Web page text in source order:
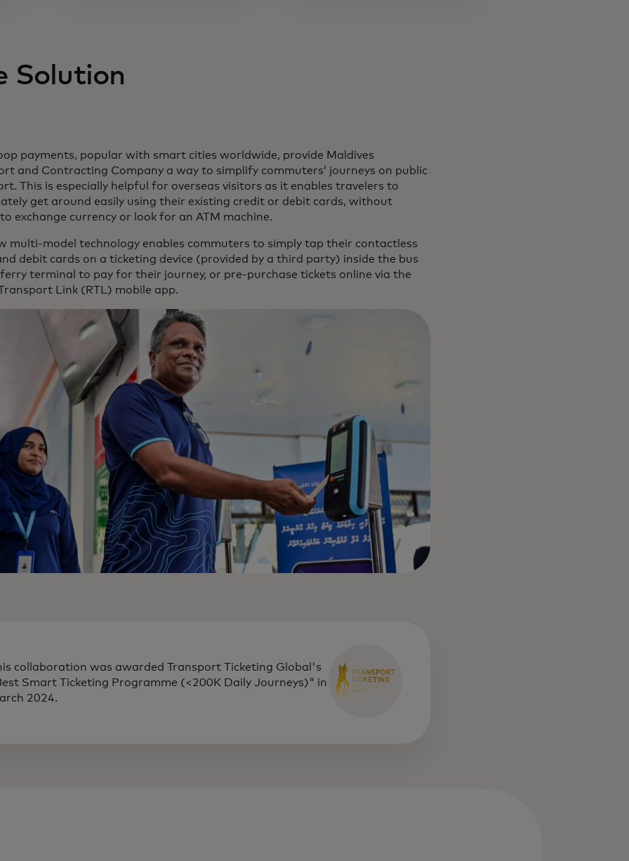
Solution
payments, popular with smart cities worldwide, provide Maldives
and Contracting Company a way to simplify commuters’ journeys on public
This is especially helpful for overseas visitors as it enables travelers to
get around easily using their existing credit or debit cards, without
exchange currency or look for an ATM machine.
multi-model technology enables commuters to simply tap their contactless
debit cards on a ticketing device (provided by a third party) inside the bus
terminal to pay for their journey, or pre-purchase tickets online via the
Link (RTL) mobile app.
collaboration was awarded Transport Ticketing Global's
Smart Ticketing Programme (<200K Daily Journeys)" in
2024.